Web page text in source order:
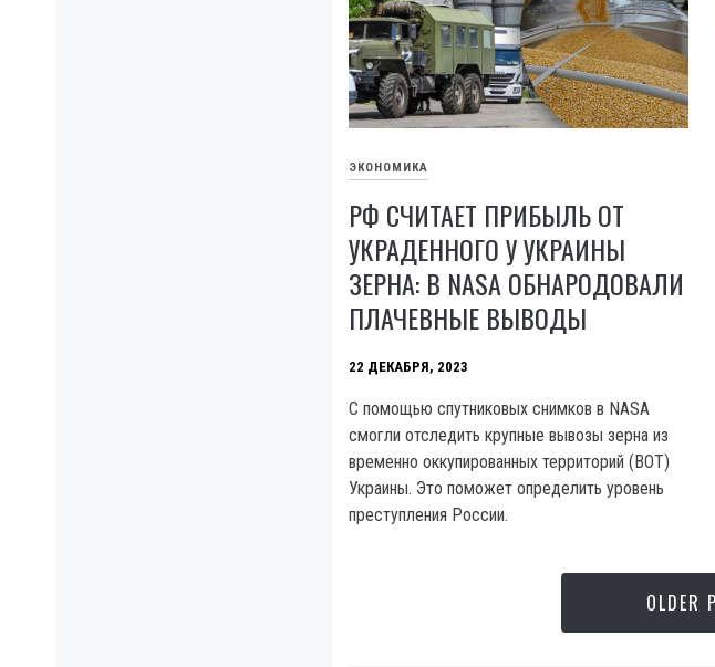
ЭКОНОМИКА
РФ СЧИТАЕТ ПРИБЫЛЬ ОТ
УКРАДЕННОГО У УКРАИНЫ
ЗЕРНА: В NASA ОБНАРОДОВАЛИ
ПЛАЧЕВНЫЕ ВЫВОДЫ
22 ДЕКАБРЯ, 2023
С помощью спутниковых снимков в NASA
смогли отследить крупные вывозы зерна из
временно оккупированных территорий (BOT)
Украины. Это поможет определить уровень
преступления России.
OLDER